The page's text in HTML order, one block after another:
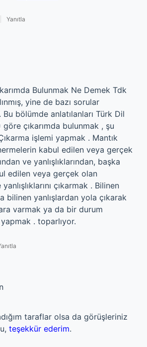
Yanıtla
Bulunmak Ne Demek Tdk
yine de bazı sorular
Bu bölümde anlatılanları Türk Dil
göre çıkarımda bulunmak , şu
işlemi yapmak . Mantık
kabul edilen veya gerçek
ve yanlışlıklarından, başka
edilen veya gerçek olan
çıkarmak . Bilinen
bilinen yanlışlardan yola çıkarak
varmak ya da bir durum
. toparlıyor.
taraflar olsa da görüşleriniz
teşekkür ederim.